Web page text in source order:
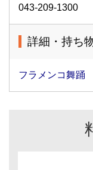
043-209-1300
詳細・持ち
フラメンコ舞踊